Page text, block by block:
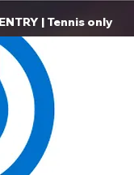
ENTRY | Tennis only